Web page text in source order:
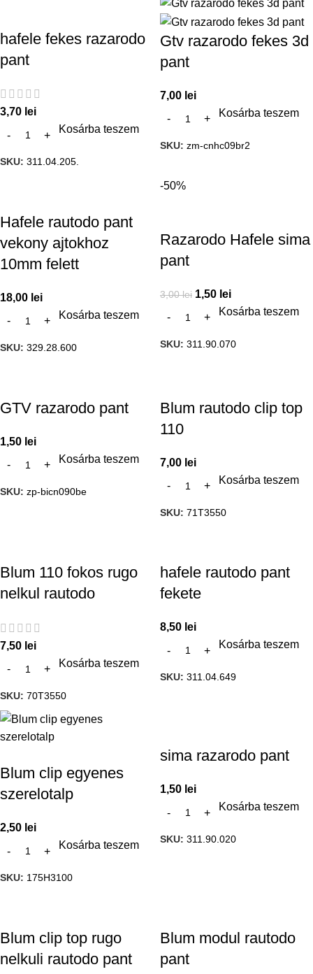
hafele fekes razarodo
pant
3,70 lei
Kosárba teszem
SKU: 311.04.205.
Gtv razarodo fekes 3d
pant
7,00 lei
Kosárba teszem
SKU: zm-cnhc09br2
Hafele rautodo pant
vekony ajtokhoz
10mm felett
18,00 lei
Kosárba teszem
SKU: 329.28.600
-50%
Razarodo Hafele sima
pant
3,00lei 1,50 lei
Kosárba teszem
SKU: 311.90.070
GTV razarodo pant
1,50 lei
Kosárba teszem
SKU: zp-bicn090be
Blum rautodo clip top
110
7,00 lei
Kosárba teszem
SKU: 71T3550
Blum 110 fokos rugo
nelkul rautodo
7,50 lei
Kosárba teszem
SKU: 70T3550
hafele rautodo pant
fekete
8,50 lei
Kosárba teszem
SKU: 311.04.649
Blum clip egyenes
szerelotalp
2,50 lei
Kosárba teszem
SKU: 175H3100
sima razarodo pant
1,50 lei
Kosárba teszem
SKU: 311.90.020
Blum clip top rugo
nelkuli rautodo pant
Blum modul rautodo
pant